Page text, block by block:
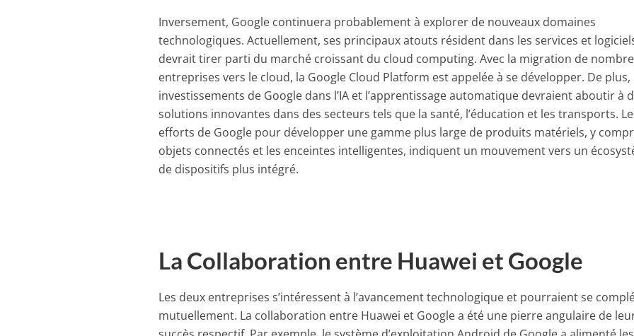
Inversement, Google continuera probablement à explorer de nouveaux domaines
technologiques. Actuellement, ses principaux atouts résident dans les services et
devrait tirer parti du marché croissant du cloud computing. Avec la migration de
entreprises vers le cloud, la Google Cloud Platform est appelée à se développer. De plus,
investissements de Google dans l’IA et l’apprentissage automatique devraient aboutir à
solutions innovantes dans des secteurs tels que la santé, l’éducation et les transports.
efforts de Google pour développer une gamme plus large de produits matériels, y
objets connectés et les enceintes intelligentes, indiquent un mouvement vers un
de dispositifs plus intégré.
La Collaboration entre Huawei et Google
Les deux entreprises s’intéressent à l’avancement technologique et pourraient se
mutuellement. La collaboration entre Huawei et Google a été une pierre angulaire de